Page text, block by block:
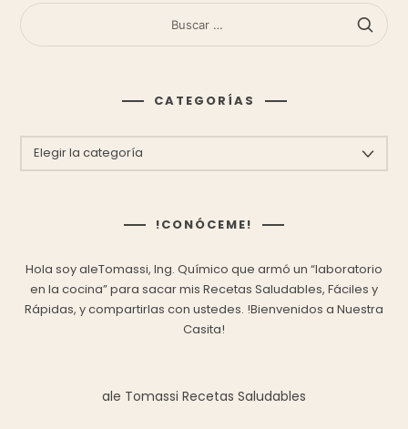
BUSCAR:
CATEGORÍAS
!CONÓCEME!
Hola soy aleTomassi, Ing. Químico que armó un “laboratorio
en la cocina” para sacar mis Recetas Saludables, Fáciles y
Rápidas, y compartirlas con ustedes. !Bienvenidos a Nuestra
Casita!
ale Tomassi Recetas Saludables